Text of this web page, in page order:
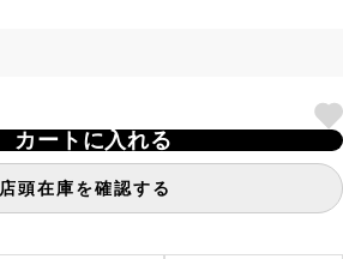
カートに入れる
店頭在庫を確認する